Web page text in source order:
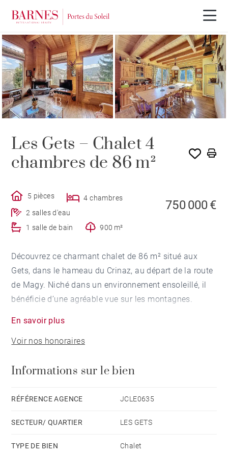
EXCLUSIVITÉ
Les Gets – Chalet 4
chambres de 86 m²
5 pièces
4 chambres
2 salles d'eau
1 salle de bain
900 m²
750 000 €
Découvrez ce charmant chalet de 86 m² situé aux
Gets, dans le hameau du Crinaz, au départ de la route
de Magy. Niché dans un environnement ensoleillé, il
bénéficie d’une agréable vue sur les montagnes.
Le chalet a été agrandi et rénové en 2002.
depuis la route en contrebas, bordée de végétation et
Au rez-de-jardin, vous trouverez un garage avec
En savoir plus
Voir nos honoraires
Informations sur le bien
RÉFÉRENCE AGENCE JCLE0635
SECTEUR/ QUARTIER LES GETS
TYPE DE BIEN Chalet